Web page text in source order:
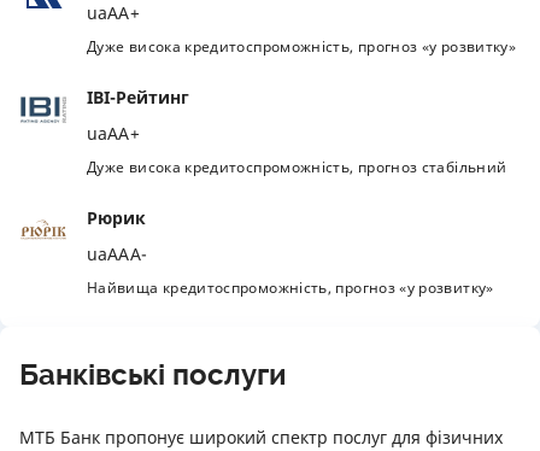
uaAA+
Дуже висока кредитоспроможність, прогноз «у розвитку»
IBI-Рейтинг
uaAA+
Дуже висока кредитоспроможність, прогноз стабільний
Рюрик
uaAAA-
Найвища кредитоспроможність, прогноз «у розвитку»
Банківські послуги
МТБ Банк пропонує широкий спектр послуг для фізичних